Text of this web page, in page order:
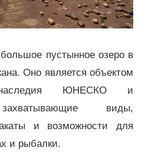
пустынное озеро в
Оно является объектом
наследия ЮНЕСКО и
виды,
и возможности для
и рыбалки.